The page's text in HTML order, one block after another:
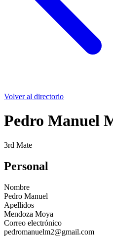
Volver al directorio
Pedro Manuel
3rd Mate
Personal
Nombre
Pedro Manuel
Apellidos
Mendoza Moya
Correo electrónico
pedromanuelm2@gmail.com